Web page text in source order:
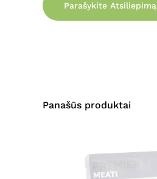
Parašykite Atsiliepimą
Panašūs produktai